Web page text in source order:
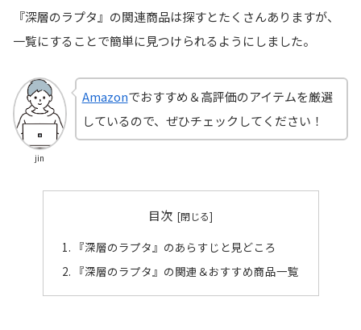
『深層のラプタ』の関連商品は探すとたくさんありますが、
一覧にすることで簡単に見つけられるようにしました。
jin
Amazonでおすすめ＆高評価のアイテムを厳選
しているので、ぜひチェックしてください！
目次
『深層のラプタ』のあらすじと見どころ
『深層のラプタ』の関連＆おすすめ商品一覧